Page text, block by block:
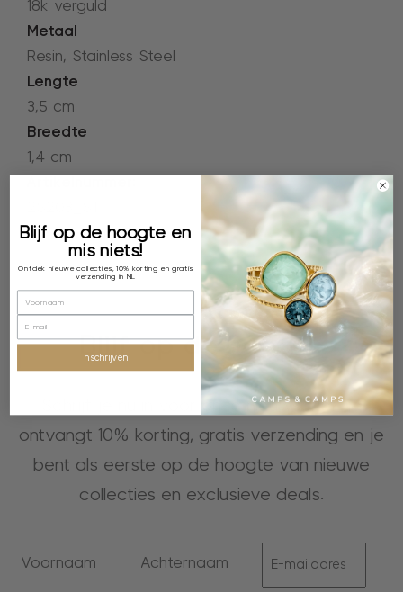
18k verguld
Metaal
Resin, Stainless Steel
Lengte
3,5 cm
Breedte
1,4 cm
Blijf op de hoogte
Schrijf je nu in voor onze nieuwsbrief, je
ontvangt 10% korting, gratis verzending en je
bent als eerste op de hoogte van nieuwe
collecties en exclusieve deals.
Blijf op de hoogte en
mis niets!
Ontdek nieuwe collecties, 10% korting en gratis
verzending in NL
inschrijven